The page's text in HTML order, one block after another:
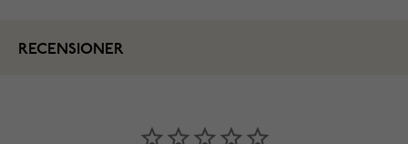
RECENSIONER